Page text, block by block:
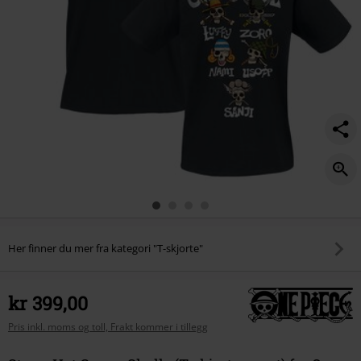
Her finner du mer fra kategori "T-skjorte"
kr 399,00
Pris inkl. moms og toll, Frakt kommer i tillegg